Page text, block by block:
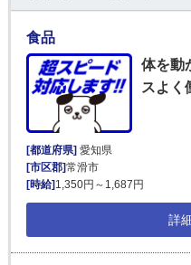
食品
体を動
スよ
[都道府県] 愛知県
[市区郡]常滑市
[時給] 1,350円～1,687円
詳